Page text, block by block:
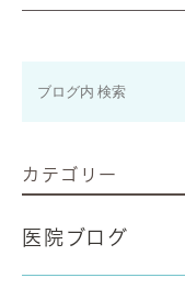
カテゴリー
医院ブログ